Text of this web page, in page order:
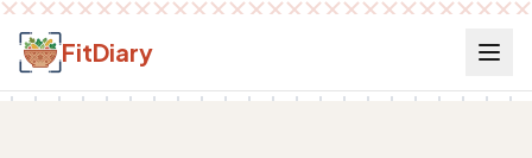
Salt la conținut
FitDiary